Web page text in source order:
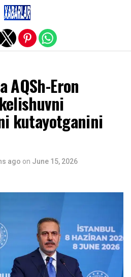
AQSh-Eron
kutayotganini
ago on June 15, 2026
version